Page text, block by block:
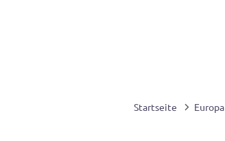
Startseite Europa